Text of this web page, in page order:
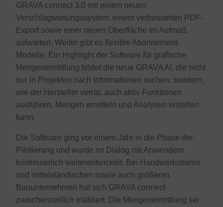
GRAVA connect 3.0 mit einem neuen
Verschlagwortungssystem, einem verbesserten PDF-
Export sowie einer neuen Oberfläche im Aufmaß
aufwarten. Weiter gibt es flexible Abonnement-
Modelle. Ein Highlight der Software für grafische
Mengenermittlung bildet die neue GRAVA AI, die nicht
nur in Projekten nach Informationen suchen, sondern,
wie der Hersteller verrät, auch aktiv Funktionen
ausführen, Mengen ermitteln und Analysen erstellen
kann.
Die Software ging vor einem Jahr in die Phase der
Pilotierung und wurde im Dialog mit Anwendern
kontinuierlich weiterentwickelt. Bei Handwerksbüros
und mittelständischen sowie auch größeren
Bauunternehmen hat sich GRAVA connect
zwischenzeitlich etabliert. Die Mengenermittlung sei